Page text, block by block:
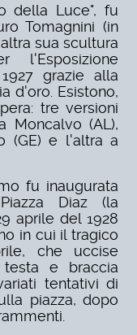
della Luce", fu
Tomagnini (in
sua scultura
l'Esposizione
grazie alla
d'oro. Esistono,
tre versioni
Moncalvo (AL),
(GE) e l'altra a
fu inaugurata
Diaz (la
aprile del 1928
in cui il tragico
che uccise
e braccia
tentativi di
piazza, dopo